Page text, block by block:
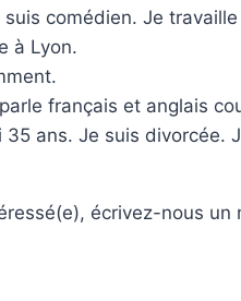
comédien. Je
à Lyon.
français et anglais
35 ans. Je suis divorcée.
écrivez-nous un